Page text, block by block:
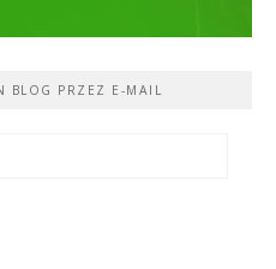
BLOG PRZEZ E-MAIL